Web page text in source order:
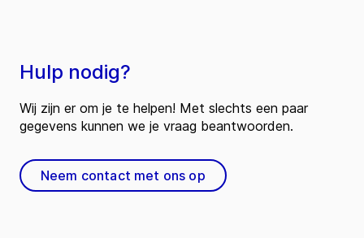
Hulp nodig?
Wij zijn er om je te helpen! Met slechts een paar
gegevens kunnen we je vraag beantwoorden.
Neem contact met ons op